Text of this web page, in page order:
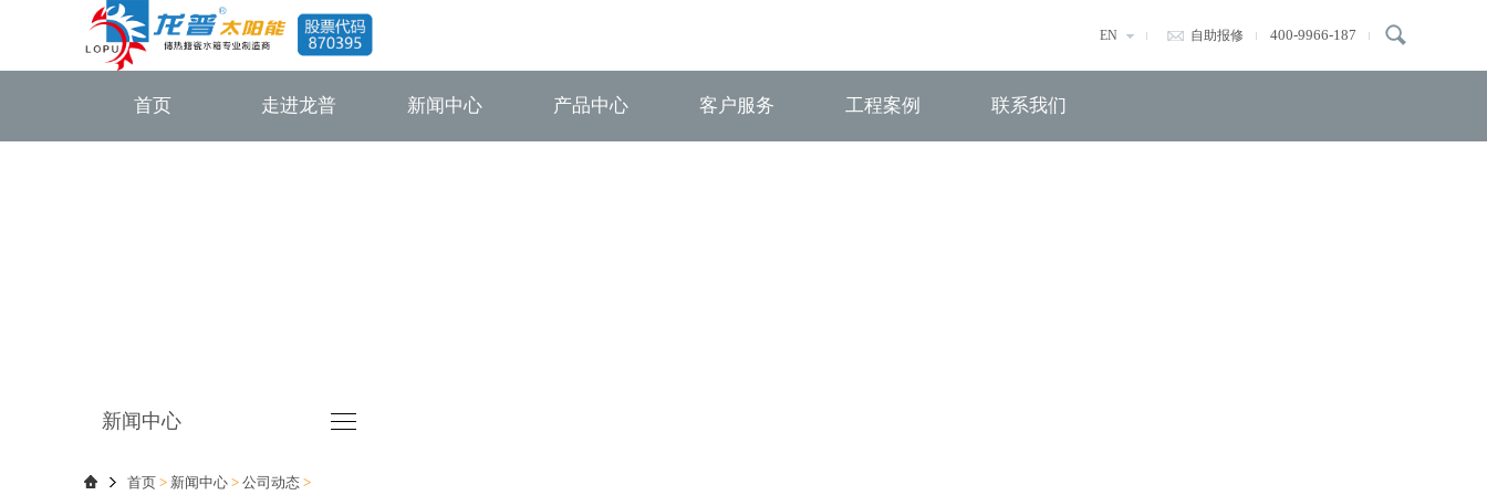
400-9966-187
自助报修
EN
首页 走进龙普 新闻中心 产品中心 客户服务 工程案例 联系我们
新闻中心
首页 > 新闻中心 > 公司动态 >